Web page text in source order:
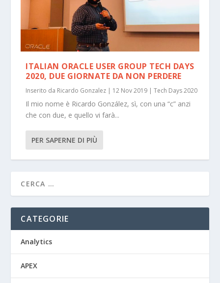
ITALIAN ORACLE USER GROUP TECH DAYS
2020, DUE GIORNATE DA NON PERDERE
Inserito da Ricardo Gonzalez | 12 Nov 2019 |Tech Days 2020
Il mio nome è Ricardo González, sì, con una “c” anzi
che con due, e quello vi farà...
PER SAPERNE DI PIÙ
CATEGORIE
Analytics
APEX